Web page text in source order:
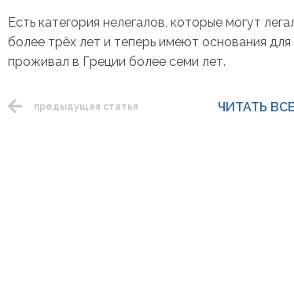
Есть категория нелегалов, которые могут
более трёх лет и теперь имеют основания для
проживал в Греции более семи лет.
предыдущая статья ЧИТАТЬ